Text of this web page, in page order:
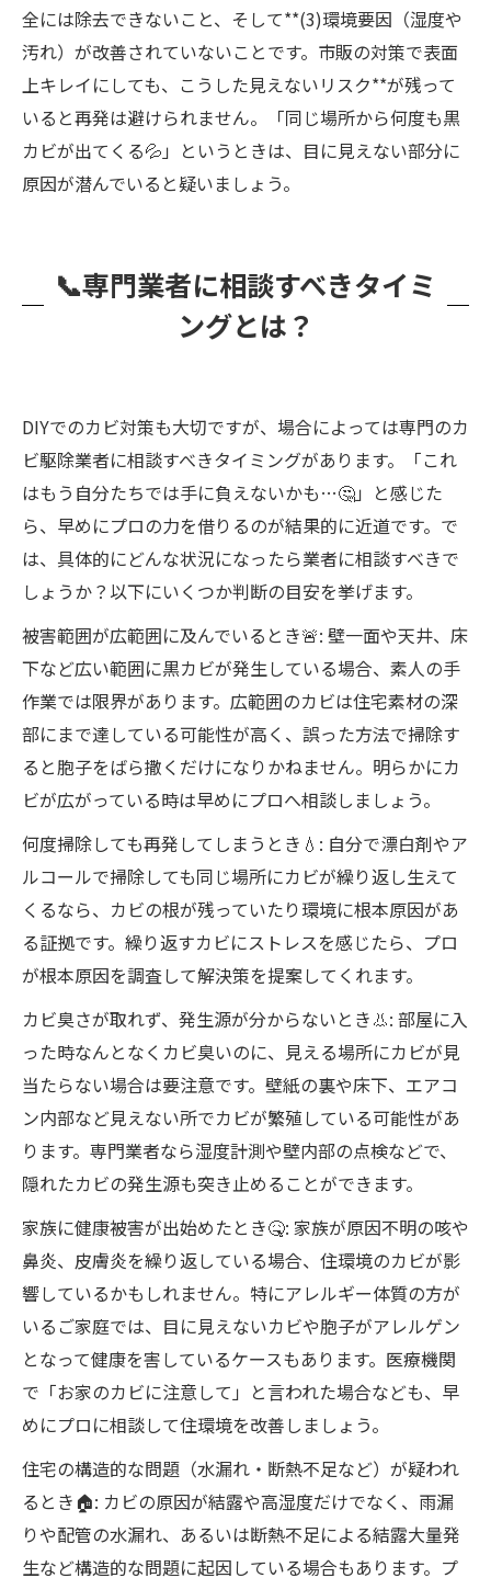
全には除去できないこと、そして**(3)環境要因（湿度や
汚れ）が改善されていないことです。市販の対策で表面
上キレイにしても、こうした見えないリスク**が残って
いると再発は避けられません。「同じ場所から何度も黒
カビが出てくる💦」というときは、目に見えない部分に
原因が潜んでいると疑いましょう。
📞専門業者に相談すべきタイミ
ングとは？
DIYでのカビ対策も大切ですが、場合によっては専門のカ
ビ駆除業者に相談すべきタイミングがあります。「これ
はもう自分たちでは手に負えないかも…🤔」と感じた
ら、早めにプロの力を借りるのが結果的に近道です。で
は、具体的にどんな状況になったら業者に相談すべきで
しょうか？以下にいくつか判断の目安を挙げます。
被害範囲が広範囲に及んでいるとき🚨: 壁一面や天井、床
下など広い範囲に黒カビが発生している場合、素人の手
作業では限界があります。広範囲のカビは住宅素材の深
部にまで達している可能性が高く、誤った方法で掃除す
ると胞子をばら撒くだけになりかねません。明らかにカ
ビが広がっている時は早めにプロへ相談しましょう。
何度掃除しても再発してしまうとき💧: 自分で漂白剤やア
ルコールで掃除しても同じ場所にカビが繰り返し生えて
くるなら、カビの根が残っていたり環境に根本原因があ
る証拠です。繰り返すカビにストレスを感じたら、プロ
が根本原因を調査して解決策を提案してくれます。
カビ臭さが取れず、発生源が分からないとき👃: 部屋に入
った時なんとなくカビ臭いのに、見える場所にカビが見
当たらない場合は要注意です。壁紙の裏や床下、エアコ
ン内部など見えない所でカビが繁殖している可能性があ
ります。専門業者なら湿度計測や壁内部の点検などで、
隠れたカビの発生源も突き止めることができます。
家族に健康被害が出始めたとき🤒: 家族が原因不明の咳や
鼻炎、皮膚炎を繰り返している場合、住環境のカビが影
響しているかもしれません。特にアレルギー体質の方が
いるご家庭では、目に見えないカビや胞子がアレルゲン
となって健康を害しているケースもあります。医療機関
で「お家のカビに注意して」と言われた場合なども、早
めにプロに相談して住環境を改善しましょう。
住宅の構造的な問題（水漏れ・断熱不足など）が疑われ
るとき🏠: カビの原因が結露や高湿度だけでなく、雨漏
りや配管の水漏れ、あるいは断熱不足による結露大量発
生など構造的な問題に起因している場合もあります。プ